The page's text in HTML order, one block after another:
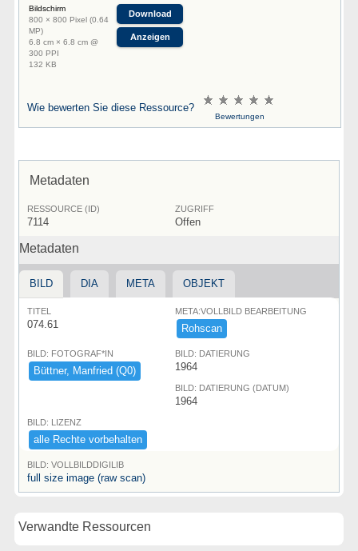
Bildschirm
800 × 800 Pixel (0.64
MP)
6.8 cm × 6.8 cm @
300 PPI
132 KB
Download
Anzeigen
Wie bewerten Sie diese Ressource?
Bewertungen
Metadaten
RESSOURCE (ID)
7114
ZUGRIFF
Offen
Metadaten
BILD DIA META OBJEKT
TITEL
074.61
META:VOLLBILD BEARBEITUNG
Rohscan
BILD: FOTOGRAF*IN
Bü​ttner,​ ​Manfried ​(​Q0)​
BILD: DATIERUNG
1964
BILD: DATIERUNG (DATUM)
1964
BILD: LIZENZ
alle ​Rechte ​vorbehalten
BILD: VOLLBILDDIGILIB
full size image (raw scan)
Verwandte Ressourcen